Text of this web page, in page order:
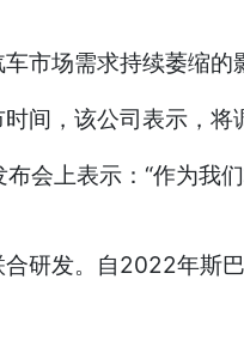
市场需求持续萎缩
间，该公司表示，将
会上表示：“作为我
研发。自2022年斯